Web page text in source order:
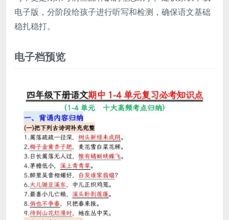
电子版，分阶段给孩子进行听写和检测，确保语文基础
稳扎稳打。
电子档预览